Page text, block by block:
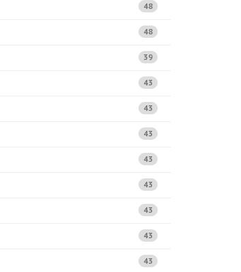
48
48
39
43
43
43
43
43
43
43
43